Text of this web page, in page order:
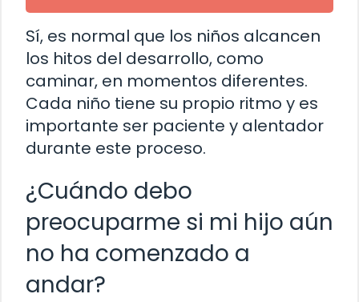
Sí, es normal que los niños alcancen
los hitos del desarrollo, como
caminar, en momentos diferentes.
Cada niño tiene su propio ritmo y es
importante ser paciente y alentador
durante este proceso.
¿Cuándo debo
preocuparme si mi hijo aún
no ha comenzado a
andar?